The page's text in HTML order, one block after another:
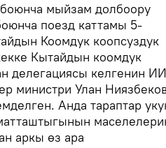
мыйзам долбоору
поезд каттамы 5-
Коомдук коопсуздук
Кытайдын коомдук
делегациясы келгенин
министри Улан
Анда тараптар
аркы өз ара